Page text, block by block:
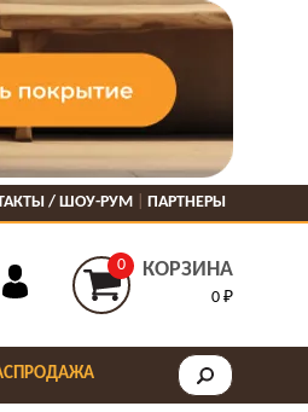
/ ШОУ-РУМ ПАРТНЕРЫ
0 КОРЗИНА
0 ₽